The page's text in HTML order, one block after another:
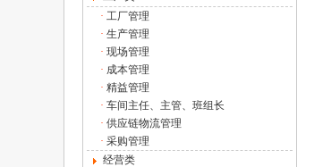
· 工厂管理
· 生产管理
· 现场管理
· 成本管理
· 精益管理
· 车间主任、主管、班组长
· 供应链物流管理
· 采购管理
经营类